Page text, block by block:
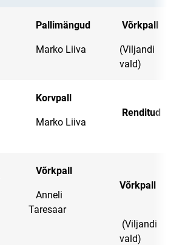
Pallimängud
Marko Liiva
Võrkpall
(Viljandi
vald)
Korvpall
Marko Liiva
Renditud
Võrkpall
Anneli
Taresaar
Võrkpall
(Viljandi
vald)